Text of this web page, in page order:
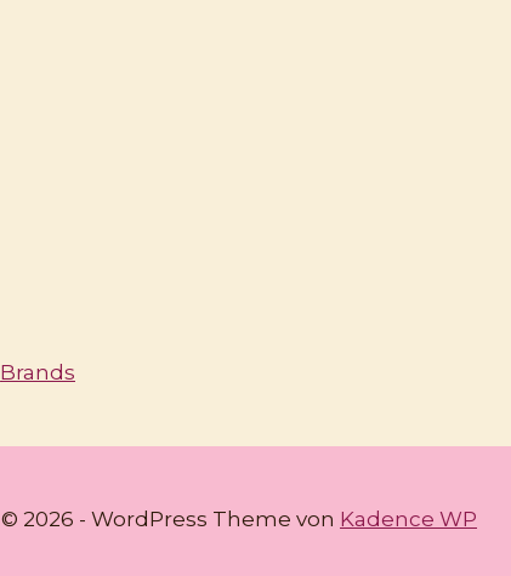
Brands
© 2026 - WordPress Theme von Kadence WP